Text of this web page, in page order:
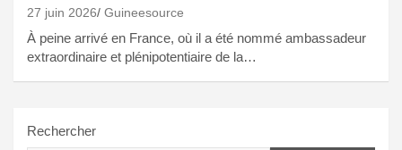
27 juin 2026 Guineesource
À peine arrivé en France, où il a été nommé ambassadeur
extraordinaire et plénipotentiaire de la…
Rechercher